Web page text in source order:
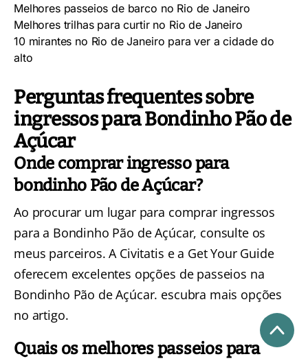
Melhores passeios de barco no Rio de Janeiro
Melhores trilhas para curtir no Rio de Janeiro
10 mirantes no Rio de Janeiro para ver a cidade do
alto
Perguntas frequentes sobre
ingressos para Bondinho Pão de
Açúcar
Onde comprar ingresso para
bondinho Pão de Açúcar?
Ao procurar um lugar para comprar ingressos
para a Bondinho Pão de Açúcar, consulte os
meus parceiros. A Civitatis e a Get Your Guide
oferecem excelentes opções de passeios na
Bondinho Pão de Açúcar. escubra mais opções
no artigo.
Quais os melhores passeios para